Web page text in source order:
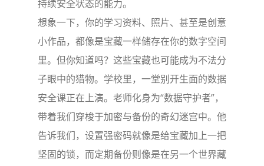
持续安全状态的能力。
想象一下，你的学习资料、照片、甚至是创意
小作品，都像是宝藏一样储存在你的数字空间
里。但你知道吗？这些宝藏也可能成为不法分
子眼中的猎物。学校里，一堂别开生面的数据
安全课正在上演。老师化身为“数据守护者”，
带着我们穿梭于加密与备份的奇幻迷宫中。他
告诉我们，设置强密码就像是给宝藏加上一把
坚固的锁，而定期备份则像是在另一个世界藏